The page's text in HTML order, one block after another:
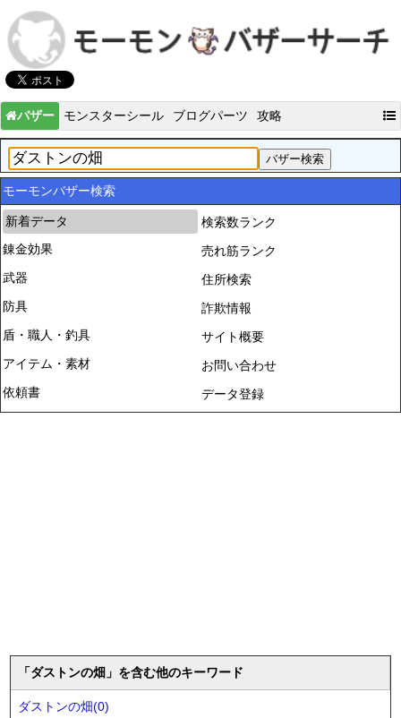
バザー モンスターシール ブログパーツ 攻略
モーモンバザー検索
新着データ
錬金効果
武器
防具
盾・職人・釣具
アイテム・素材
依頼書
検索数ランク
売れ筋ランク
住所検索
詐欺情報
サイト概要
お問い合わせ
データ登録
「ダストンの畑」を含む他のキーワード
ダストンの畑(0)